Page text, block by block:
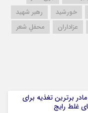
خورشید
رهبر شهید
عزاداران
محفلِ شعر
برترین تغذیه برای
غلط رایج